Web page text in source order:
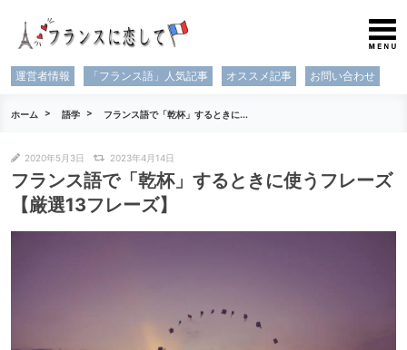
運営者情報 「フランス語」人気記事 オススメ記事 お問い合わせ
ホーム 語学 フランス語で「乾杯」するときに...
2020年5月3日 2023年4月14日
フランス語で「乾杯」するときに使うフレーズ
【厳選13フレーズ】